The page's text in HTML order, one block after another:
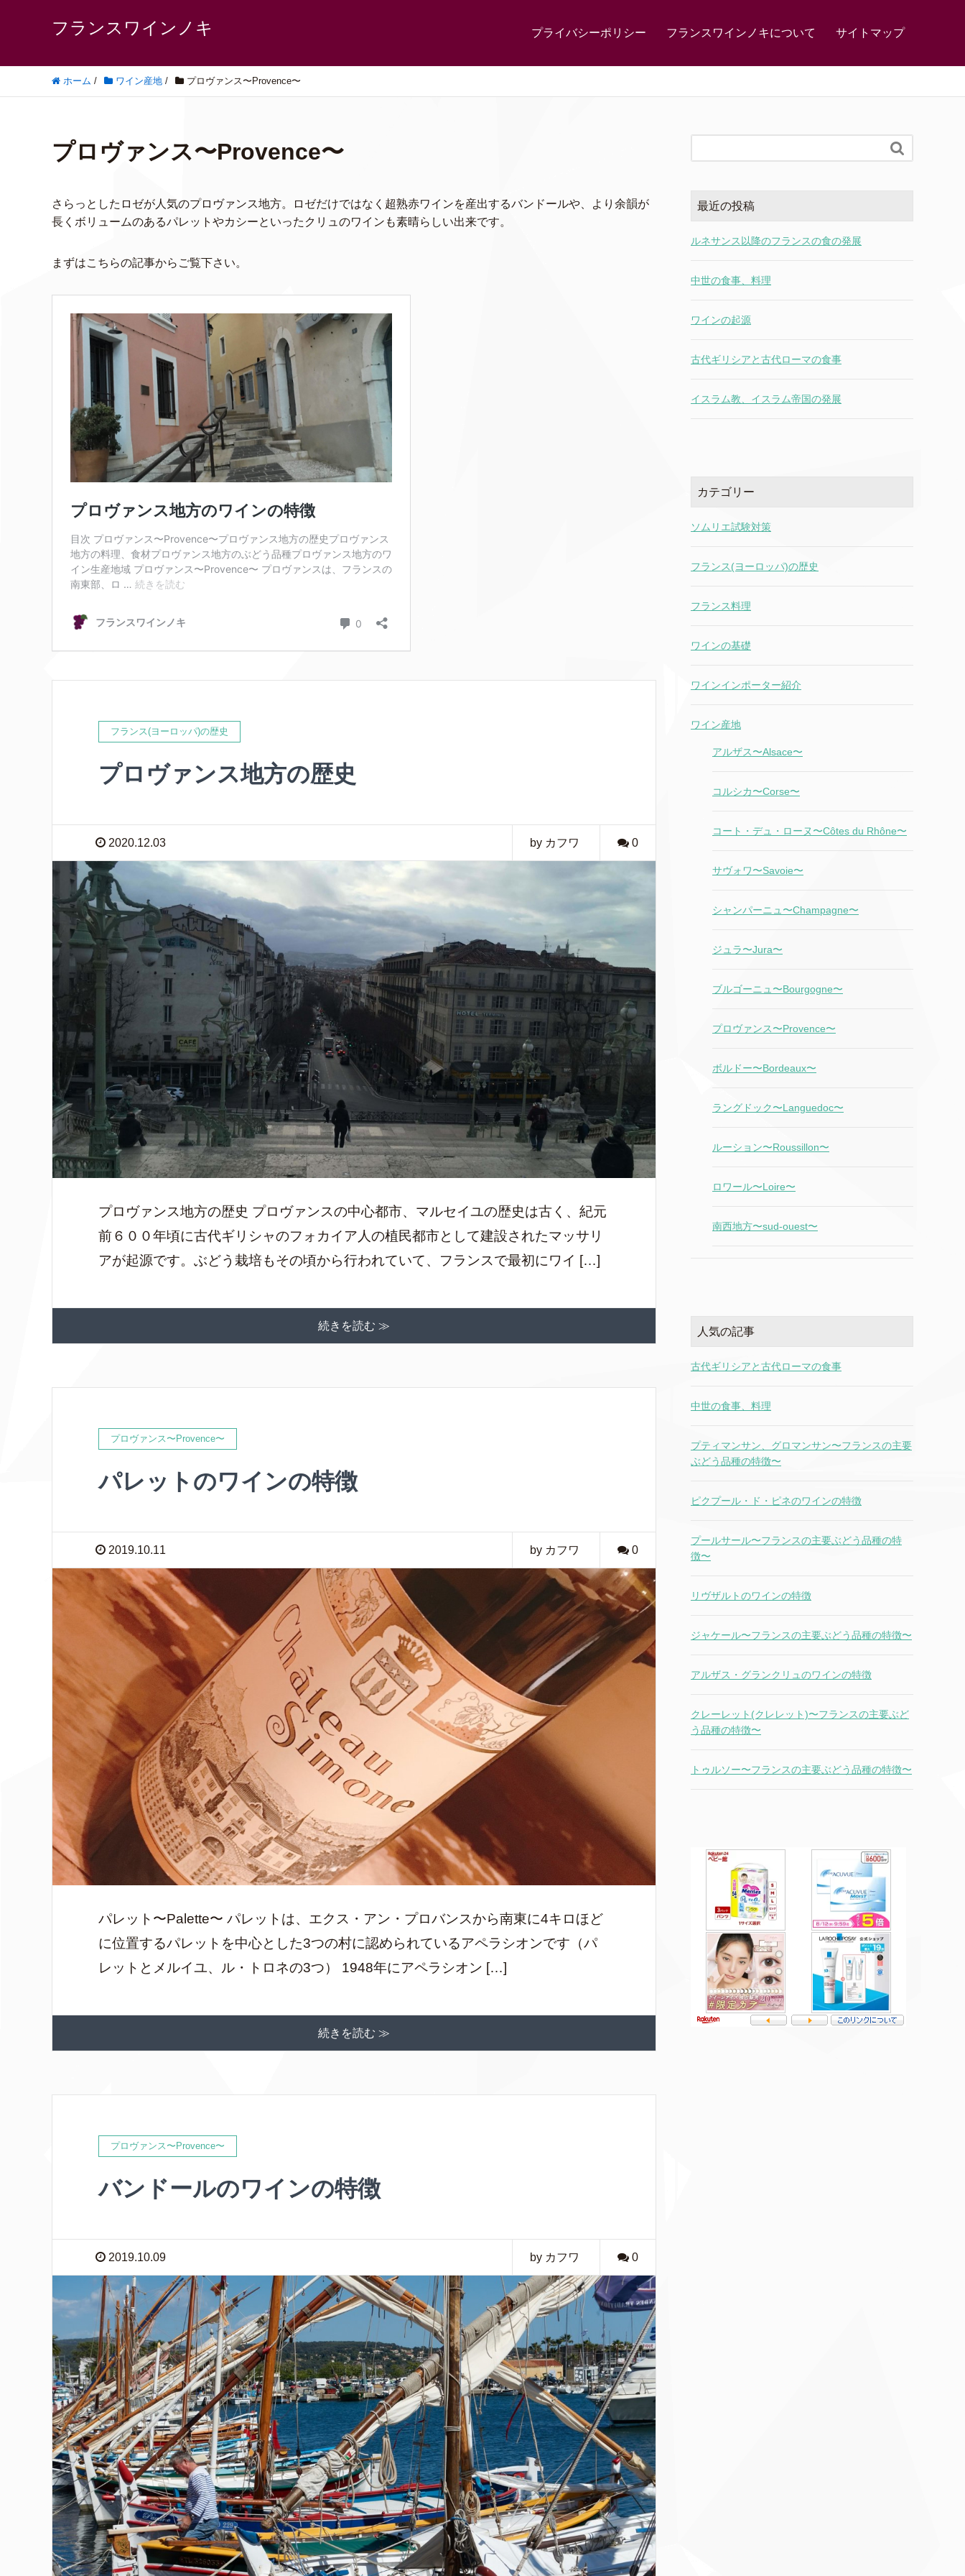
フランスワインノキ プライバシーポリシー フランスワインノキについて サイトマップ
ホーム / ワイン産地 / プロヴァンス〜Provence〜
プロヴァンス〜Provence〜
さらっとしたロゼが人気のプロヴァンス地方。ロゼだけではなく超熟赤ワインを産出するバンドールや、より余韻が
長くボリュームのあるパレットやカシーといったクリュのワインも素晴らしい出来です。
まずはこちらの記事からご覧下さい。
フランス(ヨーロッパ)の歴史
プロヴァンス地方の歴史
2020.12.03 by カフワ 0
プロヴァンス地方の歴史 プロヴァンスの中心都市、マルセイユの歴史は古く、紀元
前６００年頃に古代ギリシャのフォカイア人の植民都市として建設されたマッサリ
アが起源です。ぶどう栽培もその頃から行われていて、フランスで最初にワイ […]
続きを読む ≫
プロヴァンス〜Provence〜
パレットのワインの特徴
2019.10.11 by カフワ 0
パレット〜Palette〜 パレットは、エクス・アン・プロバンスから南東に4キロほど
に位置するパレットを中心とした3つの村に認められているアペラシオンです（パ
レットとメルイユ、ル・トロネの3つ） 1948年にアペラシオン […]
続きを読む ≫
プロヴァンス〜Provence〜
バンドールのワインの特徴
2019.10.09 by カフワ 0

最近の投稿
ルネサンス以降のフランスの食の発展
中世の食事、料理
ワインの起源
古代ギリシアと古代ローマの食事
イスラム教、イスラム帝国の発展
カテゴリー
ソムリエ試験対策
フランス(ヨーロッパ)の歴史
フランス料理
ワインの基礎
ワインインポーター紹介
ワイン産地
アルザス〜Alsace〜
コルシカ〜Corse〜
コート・デュ・ローヌ〜Côtes du Rhône〜
サヴォワ〜Savoie〜
シャンパーニュ〜Champagne〜
ジュラ〜Jura〜
ブルゴーニュ〜Bourgogne〜
プロヴァンス〜Provence〜
ボルドー〜Bordeaux〜
ラングドック〜Languedoc〜
ルーション〜Roussillon〜
ロワール〜Loire〜
南西地方〜sud-ouest〜
人気の記事
古代ギリシアと古代ローマの食事
中世の食事、料理
プティマンサン、グロマンサン〜フランスの主要
ぶどう品種の特徴〜
ピクプール・ド・ピネのワインの特徴
プールサール〜フランスの主要ぶどう品種の特
徴〜
リヴザルトのワインの特徴
ジャケール〜フランスの主要ぶどう品種の特徴〜
アルザス・グランクリュのワインの特徴
クレーレット(クレレット)〜フランスの主要ぶど
う品種の特徴〜
トゥルソー〜フランスの主要ぶどう品種の特徴〜